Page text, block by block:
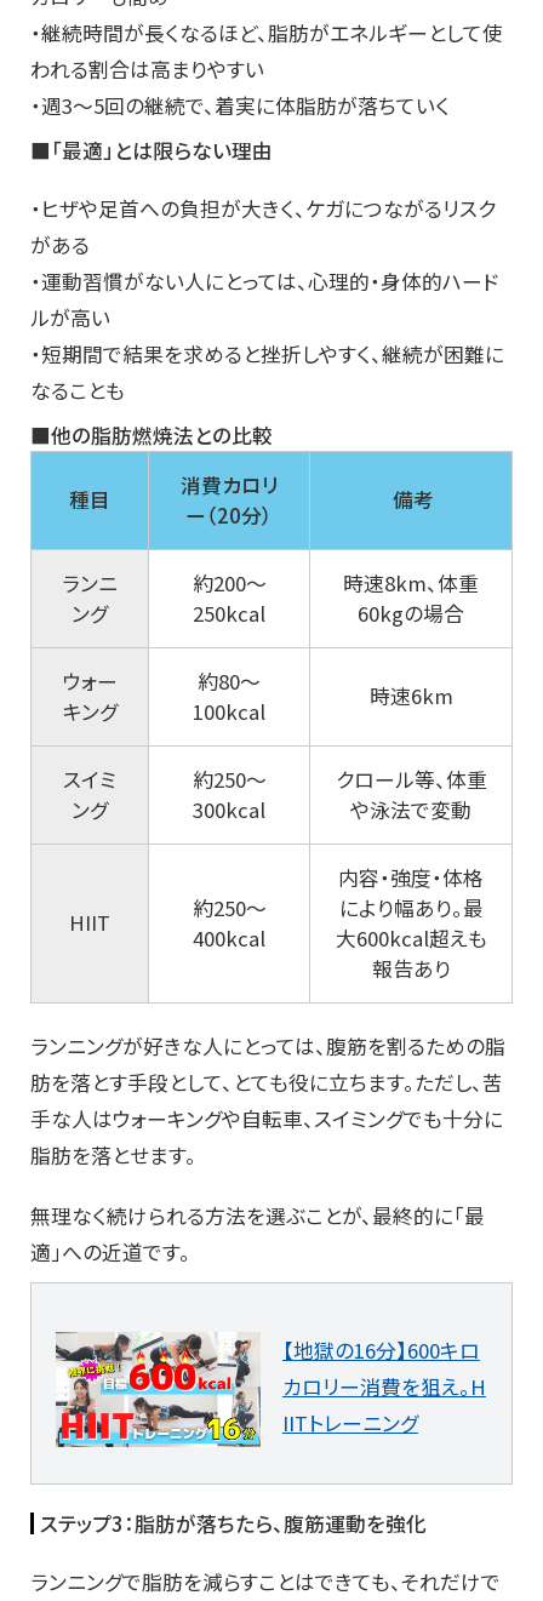
・継続時間が長くなるほど、脂肪がエネルギーとして使
われる割合は高まりやすい
・週3〜5回の継続で、着実に体脂肪が落ちていく
■「最適」とは限らない理由
・ヒザや足首への負担が大きく、ケガにつながるリスク
がある
・運動習慣がない人にとっては、心理的・身体的ハード
ルが高い
・短期間で結果を求めると挫折しやすく、継続が困難に
なることも
■他の脂肪燃焼法との比較
種目
消費カロリ
ー（20分）
備考
ランニ
ング
約200〜
250kcal
時速8km、体重
60kgの場合
ウォー
キング
約80〜
100kcal
時速6km
スイミ
ング
約250〜
300kcal
クロール等、体重
や泳法で変動
HIIT
約250〜
400kcal
内容・強度・体格
により幅あり。最
大600kcal超えも
報告あり
ランニングが好きな人にとっては、腹筋を割るための脂
肪を落とす手段として、とても役に立ちます。ただし、苦
手な人はウォーキングや自転車、スイミングでも十分に
脂肪を落とせます。
無理なく続けられる方法を選ぶことが、最終的に「最
適」への近道です。
【地獄の16分】600キロ
カロリー消費を狙え。H
IITトレーニング
ステップ3：脂肪が落ちたら、腹筋運動を強化
ランニングで脂肪を減らすことはできても、それだけで